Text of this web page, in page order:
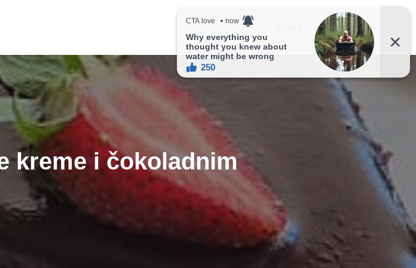
Recepti
kreme i čokoladnim